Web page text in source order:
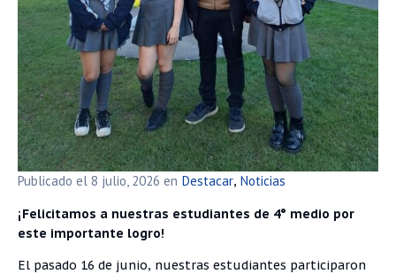
Publicado el 8 julio, 2026 en Destacar, Noticias
¡Felicitamos a nuestras estudiantes de 4° medio por
este importante logro!
El pasado 16 de junio, nuestras estudiantes participaron